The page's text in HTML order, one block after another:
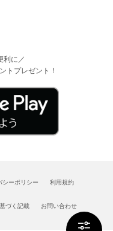
利に／
トプレゼント！
シーポリシー 利用規約
づく記載 お問い合わせ